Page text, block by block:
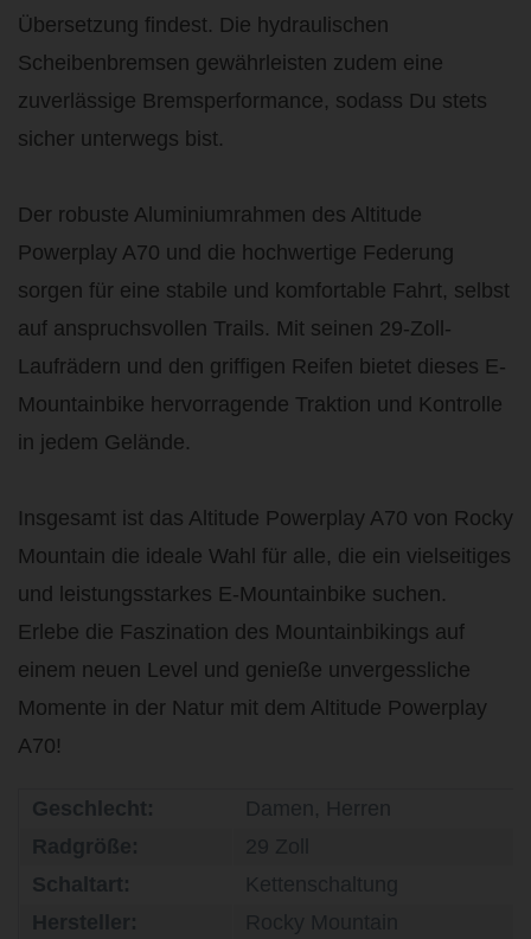
Übersetzung findest. Die hydraulischen
Scheibenbremsen gewährleisten zudem eine
zuverlässige Bremsperformance, sodass Du stets
sicher unterwegs bist.
Der robuste Aluminiumrahmen des Altitude
Powerplay A70 und die hochwertige Federung
sorgen für eine stabile und komfortable Fahrt, selbst
auf anspruchsvollen Trails. Mit seinen 29-Zoll-
Laufrädern und den griffigen Reifen bietet dieses E-
Mountainbike hervorragende Traktion und Kontrolle
in jedem Gelände.
Insgesamt ist das Altitude Powerplay A70 von Rocky
Mountain die ideale Wahl für alle, die ein vielseitiges
und leistungsstarkes E-Mountainbike suchen.
Erlebe die Faszination des Mountainbikings auf
einem neuen Level und genieße unvergessliche
Momente in der Natur mit dem Altitude Powerplay
A70!
Geschlecht:
Damen, Herren
Schaltart:
Kettenschaltung